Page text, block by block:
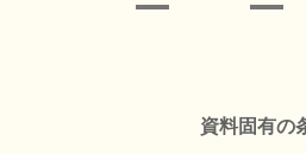
資料固有の